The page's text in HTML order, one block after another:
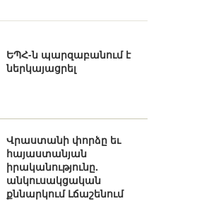
ԵՊՀ-ն պարզաբանում է
ներկայացրել
Վրաստանի փորձը եւ
հայաստանյան
իրականությունը.
անկուսակցական
քննարկում Լճաշենում